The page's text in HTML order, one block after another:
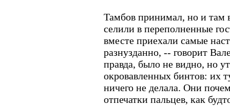
Тамбов принимал, но и там
селили в переполненные
вместе приехали самые
разнузданно, -- говорит
правда, было не видно, но
окровавленных бинтов: их
ничего не делала. Они
отпечатки пальцев, как